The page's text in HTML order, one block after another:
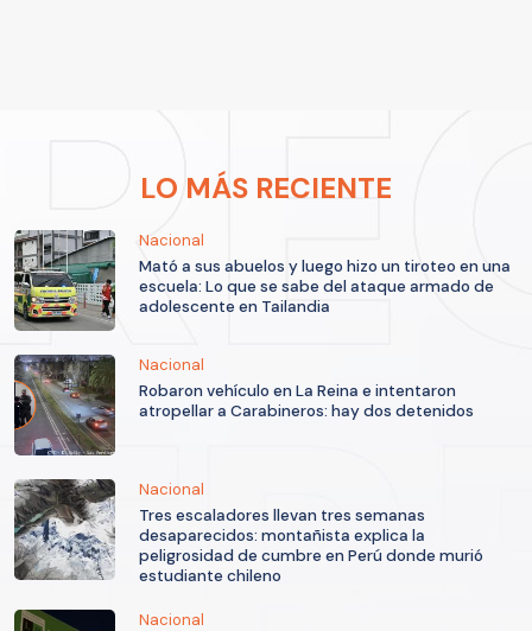
LO MÁS RECIENTE
Nacional
Mató a sus abuelos y luego hizo un tiroteo en una
escuela: Lo que se sabe del ataque armado de
adolescente en Tailandia
Nacional
Robaron vehículo en La Reina e intentaron
atropellar a Carabineros: hay dos detenidos
Nacional
Tres escaladores llevan tres semanas
desaparecidos: montañista explica la
peligrosidad de cumbre en Perú donde murió
estudiante chileno
Nacional